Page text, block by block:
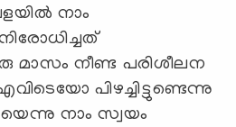
നാം
മാസം നീണ്ട പരിശീലന
പിഴച്ചിട്ടുണ്ടെന്നു
നാം സ്വയം